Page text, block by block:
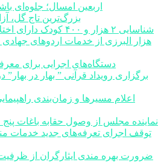
اربعین امسال؛ جلوه‌ای
بزرگ‌ترین تاج گل،
شناسایی ۲ هزار و ۴۰۰ کودک دارای اختلالات بینایی در البرز
دستگاه‌های اجرایی برای
نماینده مجلس از وصول حقابه باغات
ضرورت بهره مندی ایثارگران از